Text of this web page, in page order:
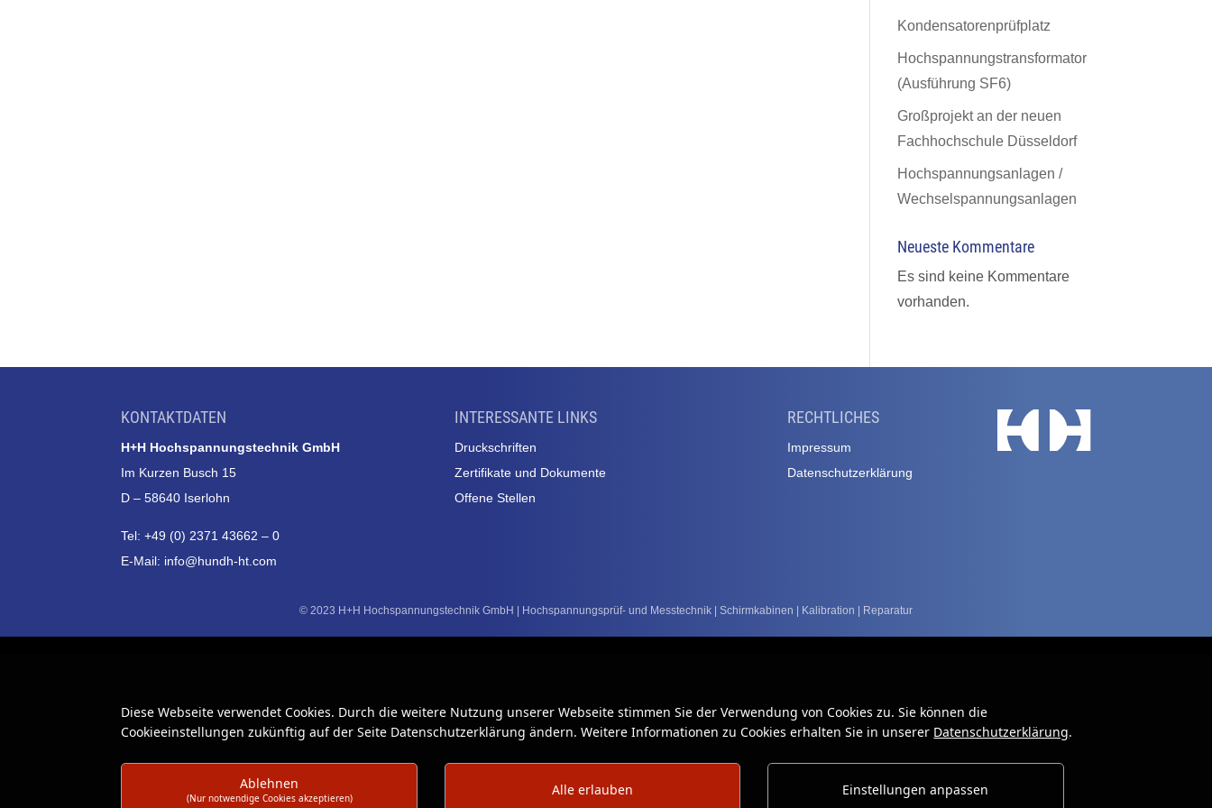
Kondensatorenprüfplatz
Hochspannungstransformator
(Ausführung SF6)
Großprojekt an der neuen
Fachhochschule Düsseldorf
Hochspannungsanlagen /
Wechselspannungsanlagen
Neueste Kommentare
Es sind keine Kommentare
vorhanden.
KONTAKTDATEN
H+H Hochspannungstechnik GmbH
Im Kurzen Busch 15
D – 58640 Iserlohn
Tel: +49 (0) 2371 43662 – 0
E-Mail: info@hundh-ht.com
INTERESSANTE LINKS
Druckschriften
Zertifikate und Dokumente
Offene Stellen
RECHTLICHES
Impressum
Datenschutzerklärung
© 2023 H+H Hochspannungstechnik GmbH | Hochspannungsprüf- und Messtechnik | Schirmkabinen | Kalibration | Reparatur
Diese Webseite verwendet Cookies. Durch die weitere Nutzung unserer Webseite stimmen Sie der Verwendung von Cookies zu. Sie können die
Cookieeinstellungen zukünftig auf der Seite Datenschutzerklärung ändern. Weitere Informationen zu Cookies erhalten Sie in unserer Datenschutzerklärung.
Ablehnen
(Nur notwendige Cookies akzeptieren) Alle erlauben Einstellungen anpassen